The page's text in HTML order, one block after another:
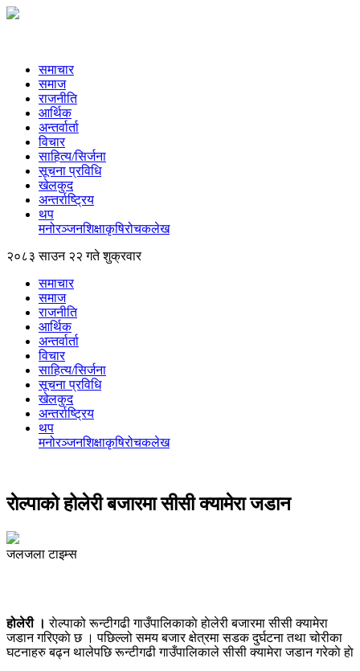
समाचार
समाज
राजनीति
आर्थिक
अन्तर्वार्ता
विचार
साहित्य/सिर्जना
सूचना प्रविधि
खेलकुद
अन्तर्राष्ट्रिय
थप
मनोरञ्‍जनशिक्षाकृषिरोचकलेख
२०८३ साउन २२ गते शुक्रवार
समाचार
समाज
राजनीति
आर्थिक
अन्तर्वार्ता
विचार
साहित्य/सिर्जना
सूचना प्रविधि
खेलकुद
अन्तर्राष्ट्रिय
थप
मनोरञ्‍जनशिक्षाकृषिरोचकलेख
राेल्पाको होलेरी बजारमा सीसी क्यामेरा जडान
जलजला टाइम्स
होलेरी । राेल्पाको रून्टीगढी गाउँपालिकाकाे हाेलेरी बजारमा सीसी क्यामेरा
जडान गरिएकाे छ । पछिल्लो समय बजार क्षेत्रमा सडक दुर्घटना तथा चोरीका
घटनाहरु बढ्न थालेपछि रून्टीगढी गाउँपालिकाले सीसी क्यामेरा जडान गरेकाे हाे